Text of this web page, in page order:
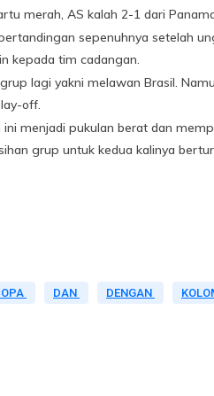
merah, AS kalah 2-1 dari
sepenuhnya setelah
kepada tim cadangan.
lagi yakni melawan Brasil.
off.
ini menjadi pukulan berat dan
grup untuk kedua kalinya
DAN DENGAN